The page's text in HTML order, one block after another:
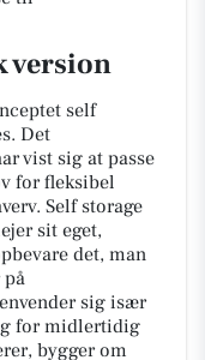
version
self
Det
vist sig at passe
for fleksibel
Self storage
sit eget,
det, man
sig især
for midlertidig
bygger om